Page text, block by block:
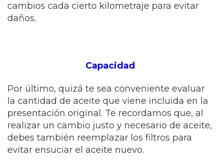
cambios cada cierto kilometraje para evitar
daños.
Capacidad
Por último, quizá te sea conveniente evaluar
la cantidad de aceite que viene incluida en la
presentación original. Te recordamos que, al
realizar un cambio justo y necesario de aceite,
debes también reemplazar los filtros para
evitar ensuciar el aceite nuevo.